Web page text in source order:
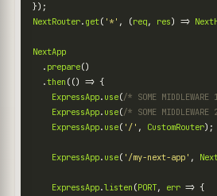
});
NextRouter. get( '*' , (req, res) =>
NextApp
. prepare()
.then (() => {
ExpressApp. use(/* SOME
ExpressApp. use(/* SOME
ExpressApp. use( '/' , CustomRouter);
ExpressApp. use( '/my-next-app' ,
ExpressApp.listen (PORT, err => {